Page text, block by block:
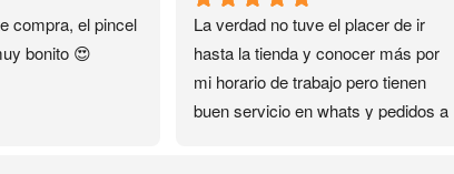
compra, el pincel
bonito 😍
La verdad no tuve el placer de ir
hasta la tienda y conocer más por
mi horario de trabajo pero tienen
buen servicio en whats y pedidos a